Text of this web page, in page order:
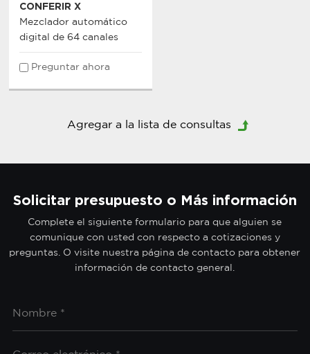
CONFERIR X
Mezclador automático
digital de 64 canales
Preguntar ahora
Solicitar presupuesto o Más información
Complete el siguiente formulario para que alguien se
comunique con usted con respecto a cotizaciones y
preguntas. O visite nuestra página de contacto para obtener
información de contacto general.